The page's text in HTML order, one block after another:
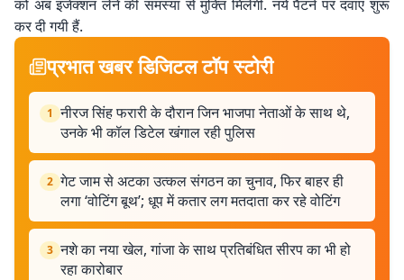
को अब इंजेक्शन लेने की समस्या से मुक्ति मिलेगी. नये पैटर्न पर दवाएं शुरू
कर दी गयी हैं.
प्रभात खबर डिजिटल टॉप स्टोरी
1 नीरज सिंह फरारी के दौरान जिन भाजपा नेताओं के साथ थे,
उनके भी कॉल डिटेल खंगाल रही पुलिस
2 गेट जाम से अटका उत्कल संगठन का चुनाव, फिर बाहर ही
लगा ‘वोटिंग बूथ’; धूप में कतार लग मतदाता कर रहे वोटिंग
3 नशे का नया खेल, गांजा के साथ प्रतिबंधित सीरप का भी हो
रहा कारोबार